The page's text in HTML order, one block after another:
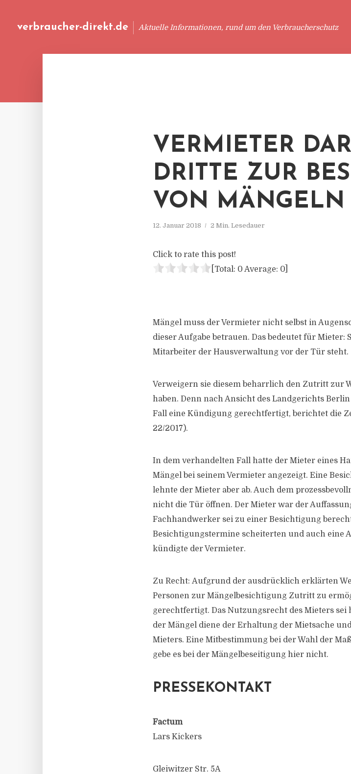
verbraucher-direkt.de Aktuelle Informationen, rund um den Verbraucherschutz
VERMIETER
DRITTE ZUR
VON MÄNGELN
12. Januar 2018 2 Min. Lesedauer
Click to rate this post!
[Total: 0 Average: 0
Mängel muss der Vermieter nicht selbst in
dieser Aufgabe betrauen. Das bedeutet für Mieter:
Mitarbeiter der Hausverwaltung vor der Tür steht.
Verweigern sie diesem beharrlich den Zutritt zur
haben. Denn nach Ansicht des Landgerichts
Fall eine Kündigung gerechtfertigt, berichtet die
22/2017).
In dem verhandelten Fall hatte der Mieter eines
Mängel bei seinem Vermieter angezeigt. Eine
lehnte der Mieter aber ab. Auch dem
nicht die Tür öffnen. Der Mieter war der
Fachhandwerker sei zu einer Besichtigung
Besichtigungstermine scheiterten und auch eine
kündigte der Vermieter.
Zu Recht: Aufgrund der ausdrücklich erklärten
Personen zur Mängelbesichtigung Zutritt zu
gerechtfertigt. Das Nutzungsrecht des Mieters
der Mängel diene der Erhaltung der Mietsache
Mieters. Eine Mitbestimmung bei der Wahl der
gebe es bei der Mängelbeseitigung hier nicht.
PRESSEKONTAKT
Factum
Lars Kickers
Gleiwitzer Str. 5A